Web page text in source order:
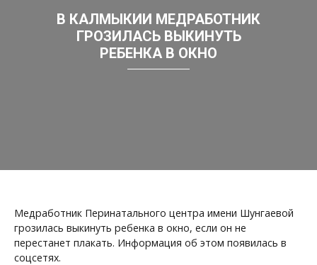
В КАЛМЫКИИ МЕДРАБОТНИК
ГРОЗИЛАСЬ ВЫКИНУТЬ
РЕБЕНКА В ОКНО
Медработник Перинатального центра имени Шунгаевой
грозилась выкинуть ребенка в окно, если он не
перестанет плакать. Информация об этом появилась в
соцсетях.